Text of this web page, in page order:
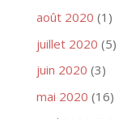
août 2020 (1)
juillet 2020 (5)
juin 2020 (3)
mai 2020 (16)